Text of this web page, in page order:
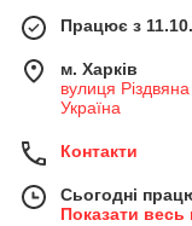
Працює з
м. Харків
вулиця
Україна
Контакти
Сьогодні
Показати весь